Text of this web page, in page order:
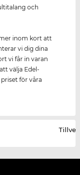
och
inom kort att
vi dig dina
vi får in varan
välja Edel-
för våra